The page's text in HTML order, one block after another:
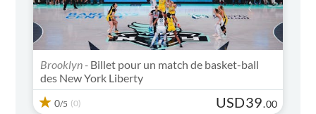
Brooklyn - Billet pour un match de basket-ball
des New York Liberty
0/5 (0) USD39.00